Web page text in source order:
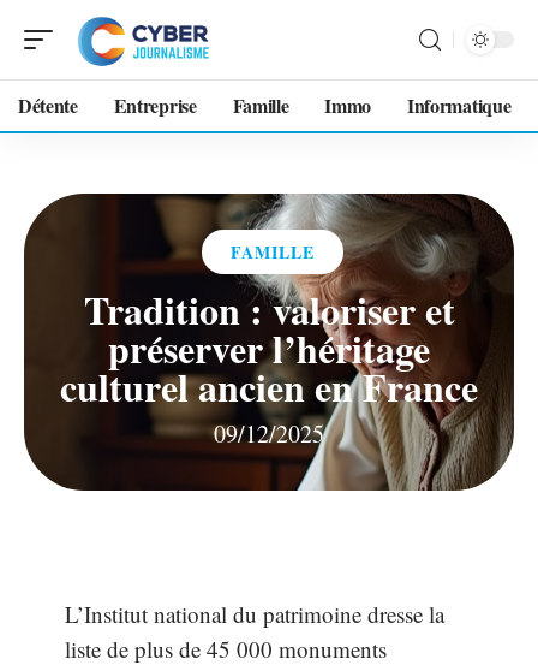
Détente Entreprise Famille Immo Informatique
FAMILLE
Tradition : valoriser et
préserver l’héritage
culturel ancien en France
09/12/2025
L’Institut national du patrimoine dresse la
liste de plus de 45 000 monuments